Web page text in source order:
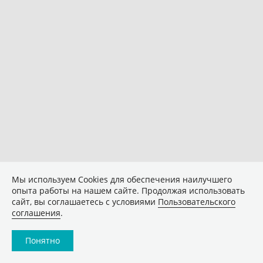
Мы используем Сookies для обеспечения наилучшего
опыта работы на нашем сайте. Продолжая использовать
сайт, вы соглашаетесь с условиями Пользовательского
соглашения.
Понятно